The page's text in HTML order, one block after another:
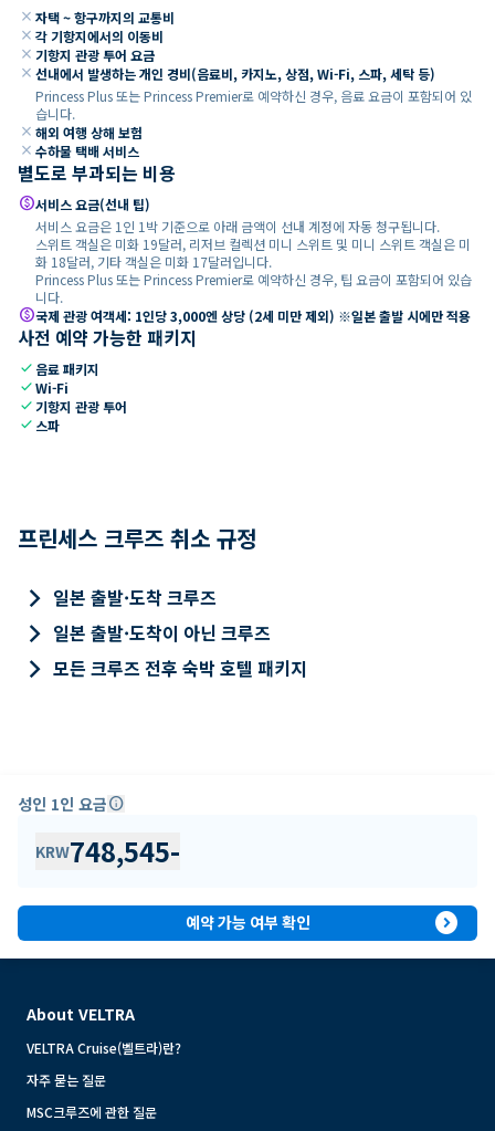
close 자택 ~ 항구까지의 교통비
close 각 기항지에서의 이동비
close 기항지 관광 투어 요금
close 선내에서 발생하는 개인 경비(음료비, 카지노, 상점, Wi-Fi, 스파, 세탁 등)
Princess Plus 또는 Princess Premier로 예약하신 경우, 음료 요금이 포함되어 있
습니다.
close 해외 여행 상해 보험
close 수하물 택배 서비스
별도로 부과되는 비용
paid서비스 요금(선내 팁)
서비스 요금은 1인 1박 기준으로 아래 금액이 선내 계정에 자동 청구됩니다.
스위트 객실은 미화 19달러, 리저브 컬렉션 미니 스위트 및 미니 스위트 객실은 미
화 18달러, 기타 객실은 미화 17달러입니다.
Princess Plus 또는 Princess Premier로 예약하신 경우, 팁 요금이 포함되어 있습
니다.
paid국제 관광 여객세: 1인당 3,000엔 상당 (2세 미만 제외) ※일본 출발 시에만 적용
사전 예약 가능한 패키지
check 음료 패키지
checkWi-Fi
check 기항지 관광 투어
check 스파
프린세스 크루즈 취소 규정
keyboard_arrow_right 일본 출발·도착 크루즈
keyboard_arrow_right 일본 출발·도착이 아닌 크루즈
keyboard_arrow_right 모든 크루즈 전후 숙박 호텔 패키지
성인 1인 요금info
KRW748,545-
예약 가능 여부 확인 expand_circle_right
About VELTRA
VELTRA Cruise(벨트라)란?
자주 묻는 질문
MSC크루즈에 관한 질문